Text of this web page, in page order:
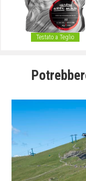
Testato a Teglio